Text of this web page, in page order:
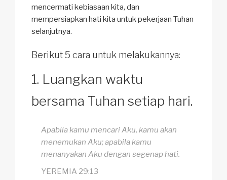
mencermati kebiasaan kita, dan
mempersiapkan hati kita untuk pekerjaan Tuhan
selanjutnya.
Berikut 5 cara untuk melakukannya:
Luangkan waktu
bersama Tuhan setiap hari.
Apabila kamu mencari Aku, kamu akan
menemukan Aku; apabila kamu
menanyakan Aku dengan segenap hati.
YEREMIA 29:13